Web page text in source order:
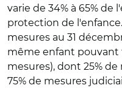
varie de 34% à 65% de
protection de
mesures au 31
même enfant pouvant
mesures), dont 25%
75% de mesures